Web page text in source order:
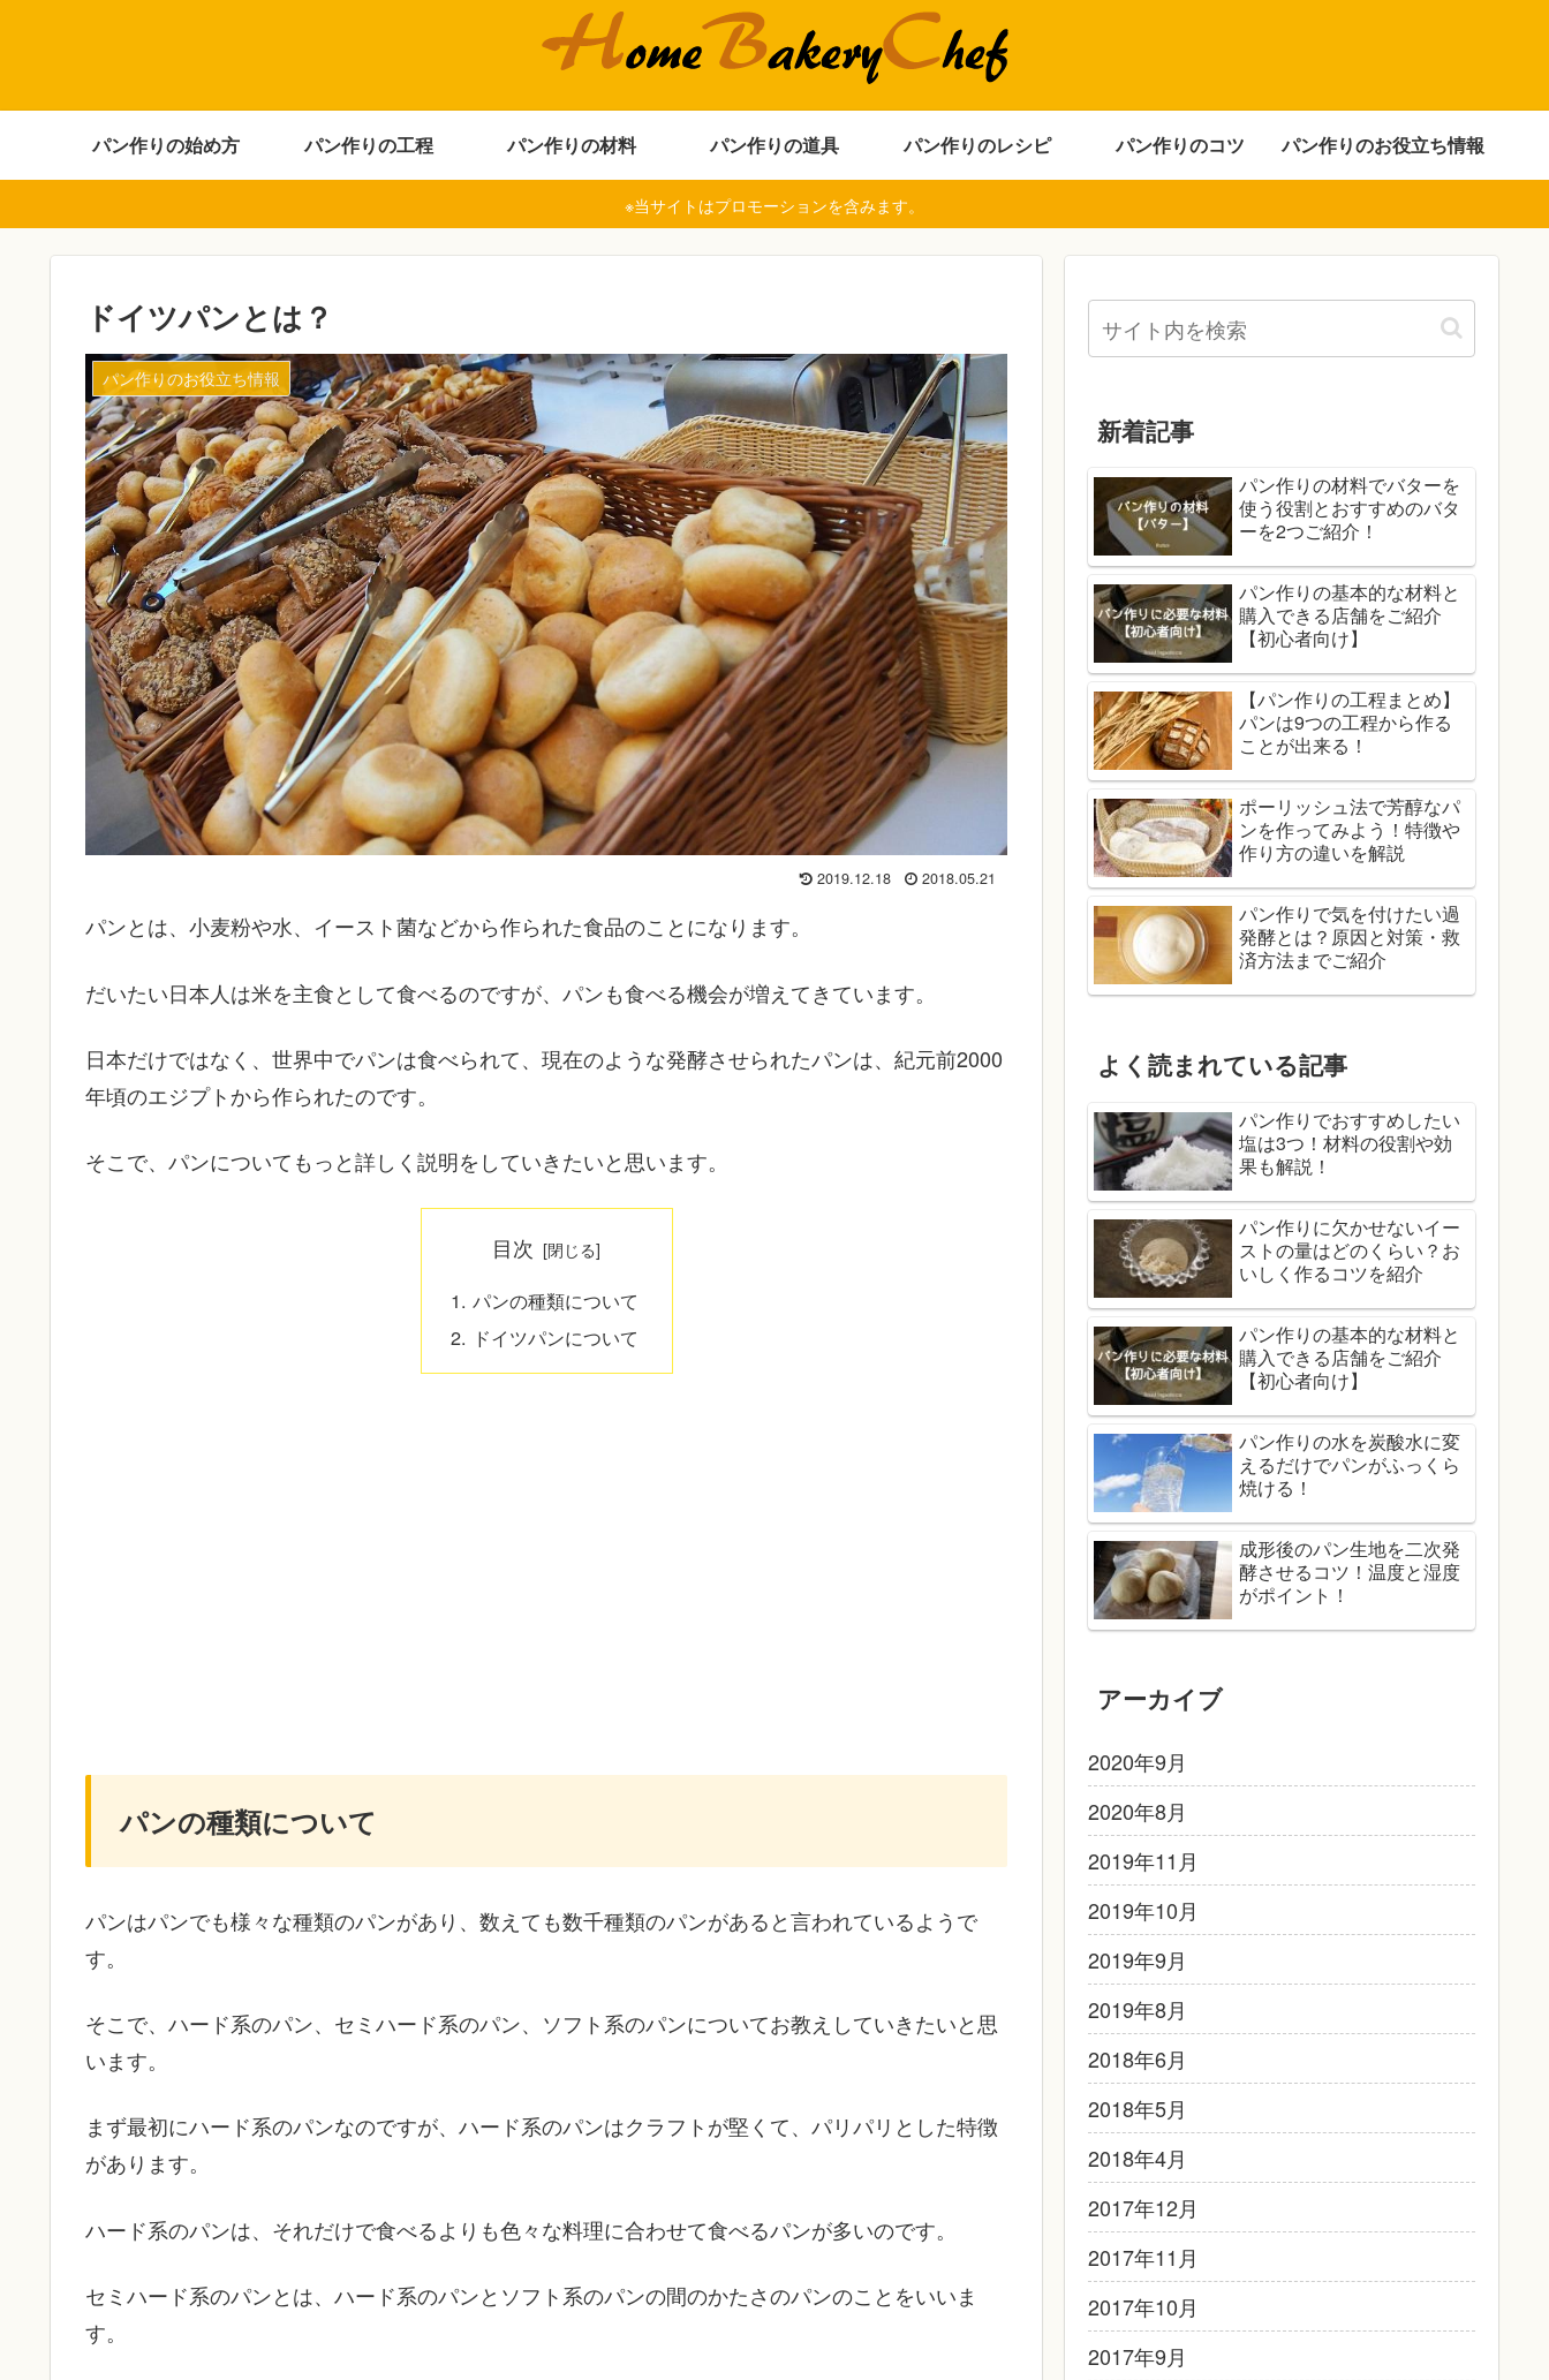
パン作りの始め方 パン作りの工程 パン作りの材料 パン作りの道具 パン作りのレシピ パン作りのコツ パン作りのお役立ち情報
※当サイトはプロモーションを含みます。
ドイツパンとは？
パン作りのお役立ち情報
2019.12.18 2018.05.21
パンとは、小麦粉や水、イースト菌などから作られた食品のことになります。
だいたい日本人は米を主食として食べるのですが、パンも食べる機会が増えてきています。
日本だけではなく、世界中でパンは食べられて、現在のような発酵させられたパンは、紀元前2000
年頃のエジプトから作られたのです。
そこで、パンについてもっと詳しく説明をしていきたいと思います。
目次
パンの種類について
ドイツパンについて
パンの種類について
パンはパンでも様々な種類のパンがあり、数えても数千種類のパンがあると言われているようで
す。
そこで、ハード系のパン、セミハード系のパン、ソフト系のパンについてお教えしていきたいと思
います。
まず最初にハード系のパンなのですが、ハード系のパンはクラフトが堅くて、パリパリとした特徴
があります。
ハード系のパンは、それだけで食べるよりも色々な料理に合わせて食べるパンが多いのです。
セミハード系のパンとは、ハード系のパンとソフト系のパンの間のかたさのパンのことをいいま
す。
新着記事
パン作りの材料でバターを
使う役割とおすすめのバタ
ーを2つご紹介！
パン作りの基本的な材料と
購入できる店舗をご紹介
【初心者向け】
【パン作りの工程まとめ】
パンは9つの工程から作る
ことが出来る！
ポーリッシュ法で芳醇なパ
ンを作ってみよう！特徴や
作り方の違いを解説
パン作りで気を付けたい過
発酵とは？原因と対策・救
済方法までご紹介
よく読まれている記事
パン作りでおすすめしたい
塩は3つ！材料の役割や効
果も解説！
パン作りに欠かせないイー
ストの量はどのくらい？お
いしく作るコツを紹介
パン作りの基本的な材料と
購入できる店舗をご紹介
【初心者向け】
パン作りの水を炭酸水に変
えるだけでパンがふっくら
焼ける！
成形後のパン生地を二次発
酵させるコツ！温度と湿度
がポイント！
アーカイブ
2020年9月
2020年8月
2019年11月
2019年10月
2019年9月
2019年8月
2018年6月
2018年5月
2018年4月
2017年12月
2017年11月
2017年10月
2017年9月